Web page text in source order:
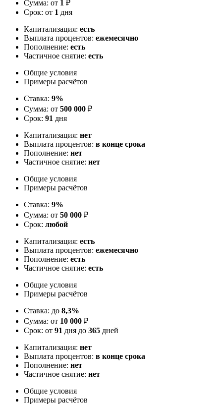
Сумма: от 1 ₽
Срок: от 1 дня
Капитализация: есть
Выплата процентов: ежемесячно
Пополнение: есть
Частичное снятие: есть
Общие условия
Примеры расчётов
Ставка: 9%
Сумма: от 500 000 ₽
Срок: 91 дня
Капитализация: нет
Выплата процентов: в конце срока
Пополнение: нет
Частичное снятие: нет
Общие условия
Примеры расчётов
Ставка: 9%
Сумма: от 50 000 ₽
Срок: любой
Капитализация: есть
Выплата процентов: ежемесячно
Пополнение: есть
Частичное снятие: есть
Общие условия
Примеры расчётов
Ставка: до 8,3%
Сумма: от 10 000 ₽
Срок: от 91 дня до 365 дней
Капитализация: нет
Выплата процентов: в конце срока
Пополнение: нет
Частичное снятие: нет
Общие условия
Примеры расчётов